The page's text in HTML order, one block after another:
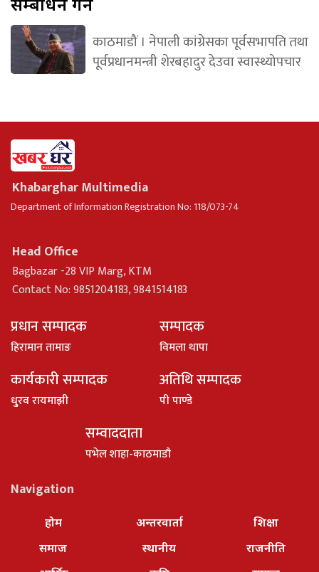
काठमाडौं । नेपाली कांग्रेसका पूर्वसभापति तथा
पूर्वप्रधानमन्त्री शेरबहादुर देउवा स्वास्थ्योपचार
Khabarghar Multimedia
Department of Information Registration No: 118/073-74
Head Office
Bagbazar -28 VIP Marg, KTM
Contact No: 9851204183, 9841514183
प्रधान सम्पादक
हिरामान तामाङ
सम्पादक
विमला थापा
कार्यकारी सम्पादक
धु्रव रायमाझी
अतिथि सम्पादक
पी पाण्डे
सम्वाददाता
पभेल शाहा-काठमाडौ
Navigation
होम
समाज
अन्तरवार्ता
स्थानीय
शिक्षा
राजनीति